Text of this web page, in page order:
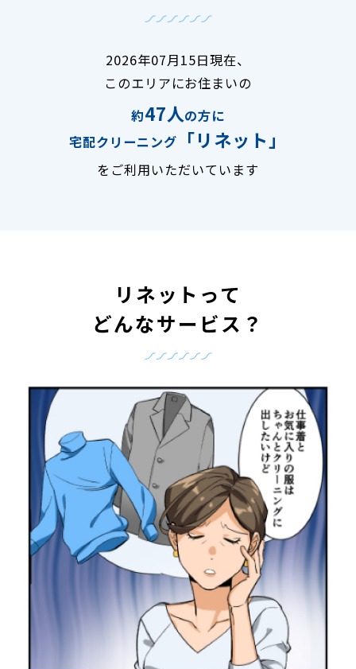
2026年07月15日現在、
このエリアにお住まいの
約47人の方に
宅配クリーニング
「リネット」
をご利用いただいています
リネットって
どんなサービス？